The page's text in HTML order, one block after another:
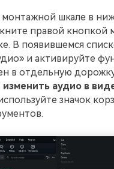
шкале в
правой кнопкой
В появившемся
и активируйте
в отдельную
изменить аудио в
значок